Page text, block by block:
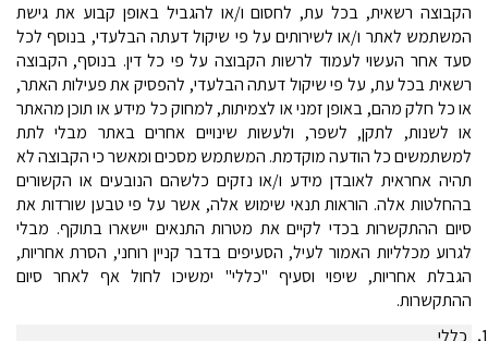
הקבוצה רשאית, בכל עת, לחסום ו/או להגביל באופן קבוע את גישת
המשתמש לאתר ו/או לשירותים על פי שיקול דעתה הבלעדי, בנוסף לכל
סעד אחר העשוי לעמוד לרשות הקבוצה על פי כל דין. בנוסף, הקבוצה
רשאית בכל עת, על פי שיקול דעתה הבלעדי, להפסיק את פעילות האתר,
או כל חלק מהם, באופן זמני או לצמיתות, למחוק כל מידע או תוכן מהאתר
או לשנות, לתקן, לשפר, ולעשות שינויים אחרים באתר מבלי לתת
למשתמשים כל הודעה מוקדמת. המשתמש מסכים ומאשר כי הקבוצה לא
תהיה אחראית לאובדן מידע ו/או נזקים כלשהם הנובעים או הקשורים
בהחלטות אלה. הוראות תנאי שימוש אלה, אשר על פי טבען שורדות את
סיום ההתקשרות בכדי לקיים את מטרות התנאים יישארו בתוקף. מבלי
לגרוע מכלליות האמור לעיל, הסעיפים בדבר קניין רוחני, הסרת אחריות,
הגבלת אחריות, שיפוי וסעיף "כללי" ימשיכו לחול אף לאחר סיום
ההתקשרות.